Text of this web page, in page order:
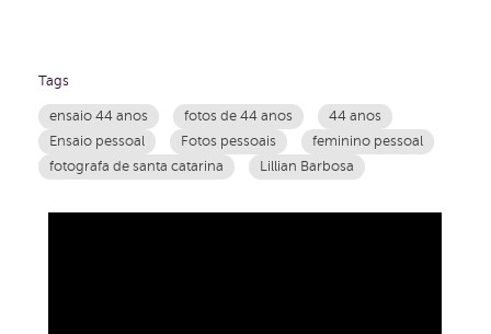
Tags
ensaio 44 anos fotos de 44 anos
44 anos
Ensaio pessoal
Fotos pessoais
feminino pessoal
fotografa de santa catarina
Lillian Barbosa